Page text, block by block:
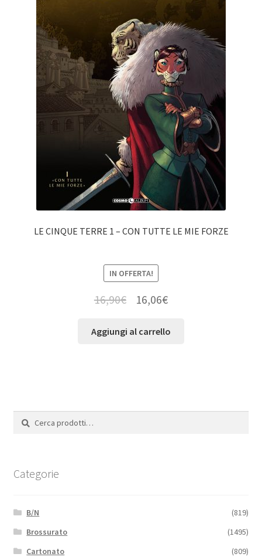
LE CINQUE TERRE 1 – CON TUTTE LE MIE FORZE
IN OFFERTA!
16,90€ 16,06€
Aggiungi al carrello
Cerca:
Cerca
Categorie
B/N
(819)
Brossurato
(1495)
Cartonato
(809)